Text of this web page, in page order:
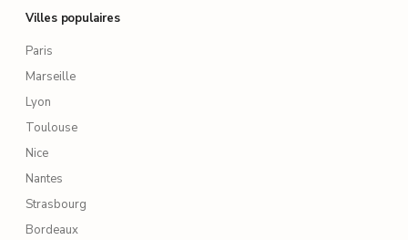
Villes populaires
Paris
Marseille
Lyon
Toulouse
Nice
Nantes
Strasbourg
Bordeaux